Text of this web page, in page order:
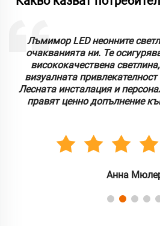
Лъмимор LED неонните
очакванията ни. Те
висококачествена
визуалната
Лесната инсталация и
правят ценно допълнение
Анна